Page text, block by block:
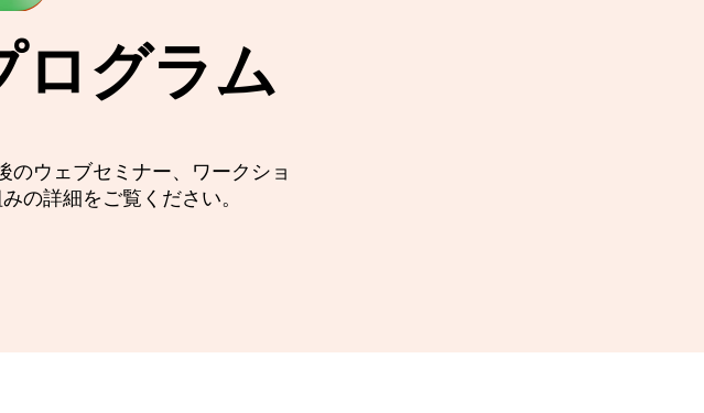
ログラム
のウェブセミナー、ワークショ
の詳細をご覧ください。